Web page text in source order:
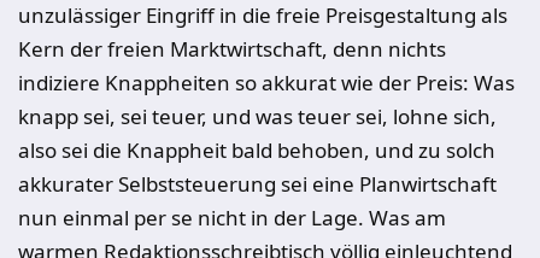
unzulässiger Eingriff in die freie Preisgestaltung als
Kern der freien Marktwirtschaft, denn nichts
indiziere Knappheiten so akkurat wie der Preis: Was
knapp sei, sei teuer, und was teuer sei, lohne sich,
also sei die Knappheit bald behoben, und zu solch
akkurater Selbststeuerung sei eine Planwirtschaft
nun einmal per se nicht in der Lage. Was am
warmen Redaktionsschreibtisch völlig einleuchtend